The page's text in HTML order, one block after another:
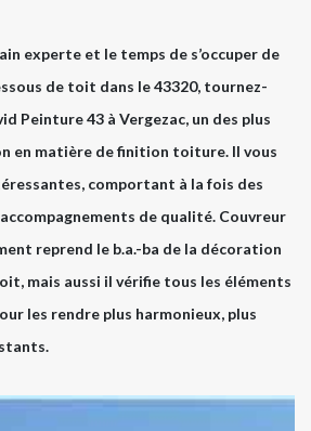
experte et le temps de s’occuper de
de toit dans le 43320, tournez-
Peinture 43 à Vergezac, un des plus
en matière de finition toiture. Il vous
comportant à la fois des
de qualité. Couvreur
reprend le b.a.-ba de la décoration
mais aussi il vérifie tous les éléments
les rendre plus harmonieux, plus